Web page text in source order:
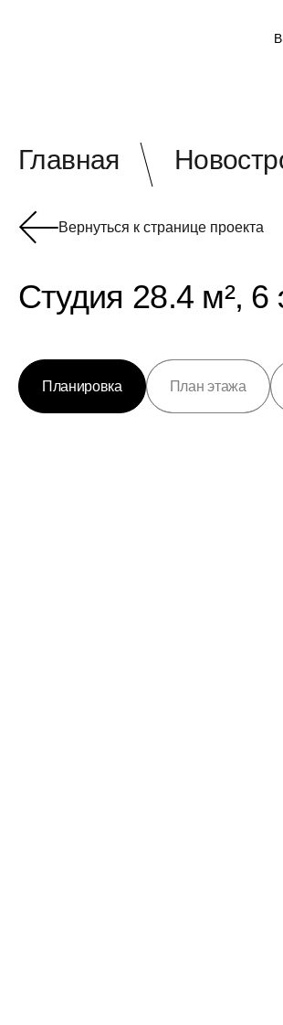
Главная
Вернуться к странице проекта
Студия 28.4 м²,
Планировка План этажа